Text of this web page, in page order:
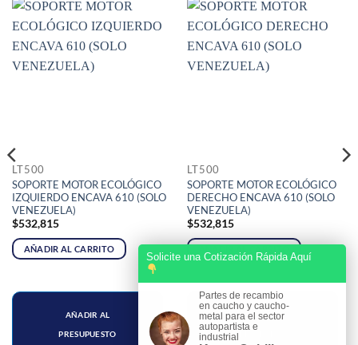
LT500
SOPORTE MOTOR ECOLÓGICO
IZQUIERDO ENCAVA 610 (SOLO
VENEZUELA)
$532,815
AÑADIR AL CARRITO
AÑADIR AL
PRESUPUESTO
LT500
SOPORTE MOTOR ECOLÓGICO
DERECHO ENCAVA 610 (SOLO
VENEZUELA)
$532,815
AÑADIR AL
PRESUPUESTO
Solicite una Cotización Rápida Aquí
Partes de recambio
en caucho y caucho-
metal para el sector
autopartista e
industrial